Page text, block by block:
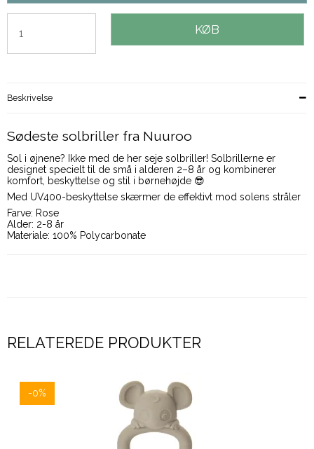
KØB
Beskrivelse
Sødeste solbriller fra Nuuroo
Sol i øjnene? Ikke med de her seje solbriller! Solbrillerne er
designet specielt til de små i alderen 2–8 år og kombinerer
komfort, beskyttelse og stil i børnehøjde 😎
Med UV400-beskyttelse skærmer de effektivt mod solens stråler
Farve: Rose
Alder: 2-8 år
Materiale: 100% Polycarbonate
RELATEREDE PRODUKTER
-0%